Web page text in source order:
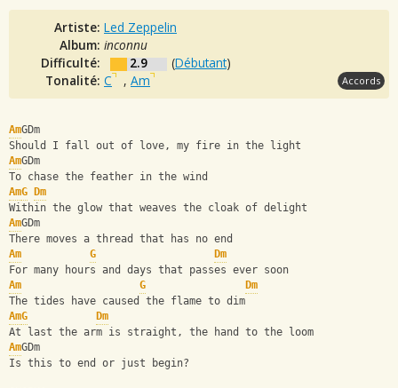
Artiste: Led Zeppelin
Album: inconnu
Difficulté:
2.9 (Débutant)
Tonalité: C , Am Accords
AmGDm
Should I fall out of love, my fire in the light
AmGDm
To chase the feather in the wind
AmG
Dm
Within the glow that weaves the cloak of delight
AmGDm
There moves a thread that has no end
Am
G
Dm
For many hours and days that passes ever soon
Am
G
Dm
The tides have caused the flame to dim
AmG
Dm
At last the arm is straight, the hand to the loom
AmGDm
Is this to end or just begin?